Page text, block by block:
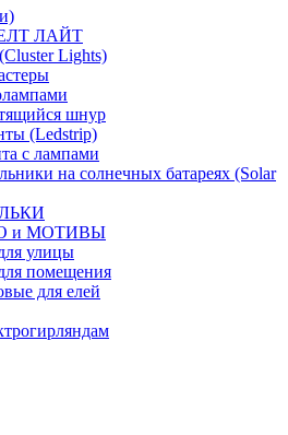
ЛАЙТ
Lights)
шнур
(Ledstrip)
с лампами
на солнечных батареях (Solar
и МОТИВЫ
улицы
помещения
для елей